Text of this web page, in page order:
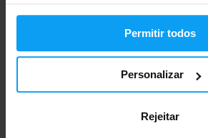
Permitir todos
Personalizar
Rejeitar
Mais de 1.000.000 de clientes